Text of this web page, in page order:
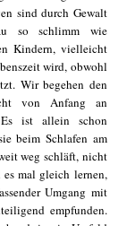
sind durch Gewalt
so schlimm wie
Kindern, vielleicht
wird, obwohl
Wir begehen den
von Anfang an
ist allein schon
beim Schlafen am
weg schläft, nicht
mal gleich lernen,
Umgang mit
empfunden.